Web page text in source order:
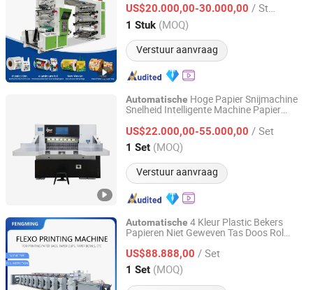
Drukmachine
US$20.000,00-30.000,00 / Stuk
1 Stuk (MOQ)
Verstuur aanvraag
Zhejiang, China Sinds 2010
Automatische Hoge Papier Snijmachine
Snelheid Intelligente Machine Papier
Papier Snijmachine
US$22.000,00-55.000,00 / Set
1 Set (MOQ)
Verstuur aanvraag
Zhejiang Huayue Packing Machinery Co., Ltd.
Zhejiang, China Sinds 2009
Automatische 4 Kleur Plastic Bekers
Papieren Niet Geweven Tas Doos Rol
Verpakkingsdrukmachine UV
Drukmachines Flexografie Pers
Apparatuur
US$88.888,00 / Set
1 Set (MOQ)
Wenzhou Fengming Machinery Co., Ltd.
Zhejiang, China Sinds 2006